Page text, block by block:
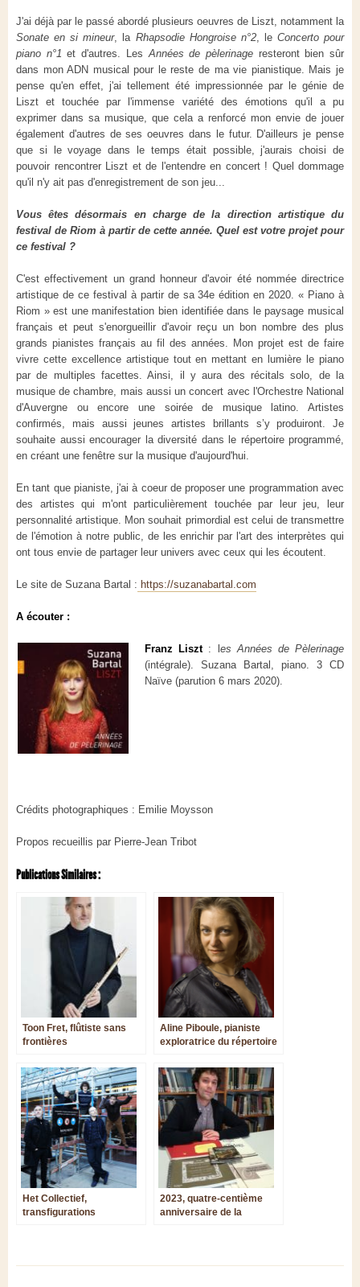
J'ai déjà par le passé abordé plusieurs oeuvres de Liszt, notamment la
Sonate en si mineur, la Rhapsodie Hongroise n°2, leConcerto pour
piano n°1 et d'autres. Les Années de pèlerinageresteront bien sûr
dans mon ADN musical pour le reste de ma vie pianistique. Mais je
pense qu'en effet, j'ai tellement été impressionnée par le génie de
Liszt et touchée par l'immense variété des émotions qu'il a pu
exprimer dans sa musique, que cela a renforcé mon envie de jouer
également d'autres de ses oeuvres dans le futur. D'ailleurs je pense
que si le voyage dans le temps était possible, j'aurais choisi de
pouvoir rencontrer Liszt et de l'entendre en concert ! Quel dommage
qu'il n'y ait pas d'enregistrement de son jeu...
Vous êtes désormais en charge de la direction artistique du
festival de Riom à partir de cette année. Quel est votre projet pour
ce festival ?
C'est effectivement un grand honneur d'avoir été nommée directrice
artistique de ce festival à partir de sa 34e édition en 2020. « Piano à
Riom » est une manifestation bien identifiée dans le paysage musical
français et peut s'enorgueillir d'avoir reçu un bon nombre des plus
grands pianistes français au fil des années. Mon projet est de faire
vivre cette excellence artistique tout en mettant en lumière le piano
par de multiples facettes. Ainsi, il y aura des récitals solo, de la
musique de chambre, mais aussi un concert avec l'Orchestre National
d'Auvergne ou encore une soirée de musique latino. Artistes
confirmés, mais aussi jeunes artistes brillants s’y produiront. Je
souhaite aussi encourager la diversité dans le répertoire programmé,
en créant une fenêtre sur la musique d'aujourd'hui.
En tant que pianiste, j'ai à coeur de proposer une programmation avec
des artistes qui m'ont particulièrement touchée par leur jeu, leur
personnalité artistique. Mon souhait primordial est celui de transmettre
de l'émotion à notre public, de les enrichir par l'art des interprètes qui
ont tous envie de partager leur univers avec ceux qui les écoutent.
Le site de Suzana Bartal : https://suzanabartal.com
A écouter :
Franz Liszt: les Années de Pèlerinage
(intégrale). Suzana Bartal, piano. 3 CD
Naïve (parution 6 mars 2020).
Crédits photographiques : Emilie Moysson
Propos recueillis par Pierre-Jean Tribot
Publications Similaires :
Toon Fret, flûtiste sans
frontières
Aline Piboule, pianiste
exploratrice du répertoire
Het Collectief,
transfigurations
2023, quatre-centième
anniversaire de la